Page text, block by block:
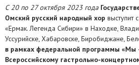
С 20 по 27 октября 2023 года
Омский русский народный хор выступит
«Ермак. Легенда Сибири» в Находке,
Уссурийске, Хабаровске, Биробиджане,
в рамках федеральной программы «Мы
Всероссийскому гастрольно-